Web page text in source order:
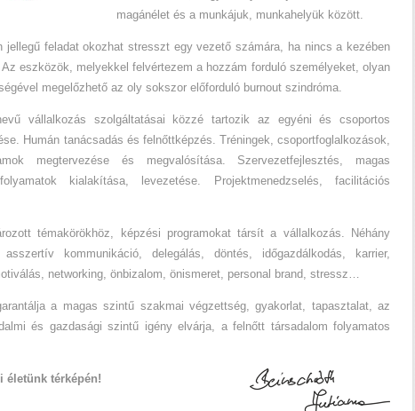
magánélet és a munkájuk, munkahelyük között.
jellegű feladat okozhat stresszt egy vezető számára, ha nincs a kezében
eszközök, melyekkel felvértezem a hozzám forduló személyeket, olyan
megelőzhető az oly sokszor előforduló burnout szindróma.
vállalkozás szolgáltatásai közzé tartozik az egyéni és csoportos
Humán tanácsadás és felnőttképzés. Tréningek, csoportfoglalkozások,
megtervezése és megvalósítása. Szervezetfejlesztés, magas
kialakítása, levezetése. Projektmenedzselés, facilitációs
témakörökhöz, képzési programokat társít a vállalkozás. Néhány
kommunikáció, delegálás, döntés, időgazdálkodás, karrier,
networking, önbizalom, önismeret, personal brand, stressz…
a magas szintű szakmai végzettség, gyakorlat, tapasztalat, az
és gazdasági szintű igény elvárja, a felnőtt társadalom folyamatos
életünk térképén!